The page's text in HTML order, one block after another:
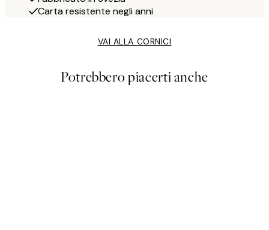
Carta resistente negli anni
VAI ALLA CORNICI
Potrebbero piacerti anche